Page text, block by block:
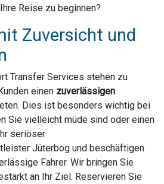
Reise zu beginnen?
Zuversicht und
Transfer Services stehen zu
einen zuverlässigen
Dies ist besonders wichtig bei
Sie vielleicht müde sind oder einen
seriöser
Jüterbog und beschäftigen
Fahrer. Wir bringen Sie
an Ihr Ziel. Reservieren Sie